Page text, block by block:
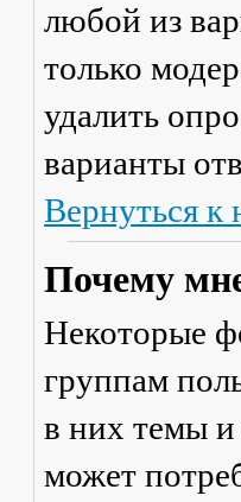
любой из
только
удалить
варианты
Вернуться к
Почему
Некоторые
группам
в них темы и
может